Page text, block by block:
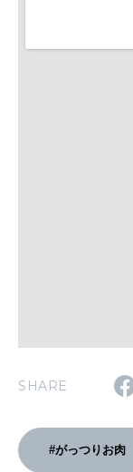
2026年
SHARE
#がっつりお肉